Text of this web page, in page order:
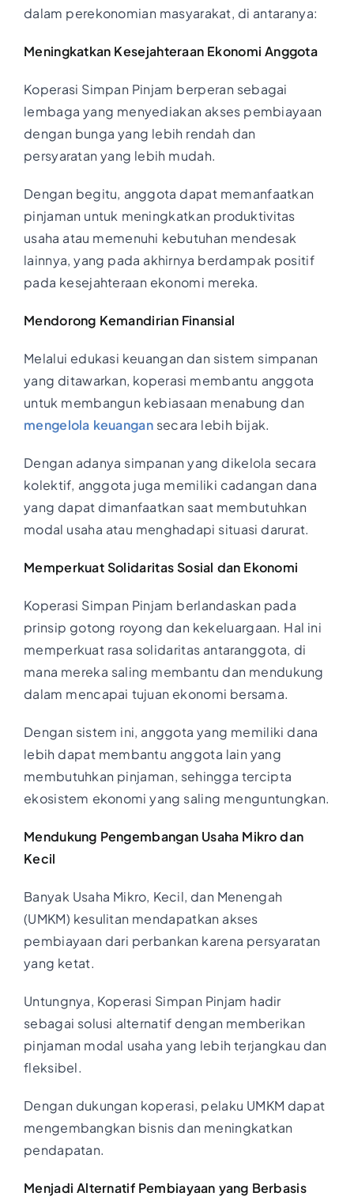
dalam perekonomian masyarakat, di antaranya:
Meningkatkan Kesejahteraan Ekonomi Anggota
Koperasi Simpan Pinjam berperan sebagai
lembaga yang menyediakan akses pembiayaan
dengan bunga yang lebih rendah dan
persyaratan yang lebih mudah.
Dengan begitu, anggota dapat memanfaatkan
pinjaman untuk meningkatkan produktivitas
usaha atau memenuhi kebutuhan mendesak
lainnya, yang pada akhirnya berdampak positif
pada kesejahteraan ekonomi mereka.
Mendorong Kemandirian Finansial
Melalui edukasi keuangan dan sistem simpanan
yang ditawarkan, koperasi membantu anggota
untuk membangun kebiasaan menabung dan
mengelola keuangansecara lebih bijak.
Dengan adanya simpanan yang dikelola secara
kolektif, anggota juga memiliki cadangan dana
yang dapat dimanfaatkan saat membutuhkan
modal usaha atau menghadapi situasi darurat.
Memperkuat Solidaritas Sosial dan Ekonomi
Koperasi Simpan Pinjam berlandaskan pada
prinsip gotong royong dan kekeluargaan. Hal ini
memperkuat rasa solidaritas antaranggota, di
mana mereka saling membantu dan mendukung
dalam mencapai tujuan ekonomi bersama.
Dengan sistem ini, anggota yang memiliki dana
lebih dapat membantu anggota lain yang
membutuhkan pinjaman, sehingga tercipta
ekosistem ekonomi yang saling menguntungkan.
Mendukung Pengembangan Usaha Mikro dan
Kecil
Banyak Usaha Mikro, Kecil, dan Menengah
(UMKM) kesulitan mendapatkan akses
pembiayaan dari perbankan karena persyaratan
yang ketat.
Untungnya, Koperasi Simpan Pinjam hadir
sebagai solusi alternatif dengan memberikan
pinjaman modal usaha yang lebih terjangkau dan
fleksibel.
Dengan dukungan koperasi, pelaku UMKM dapat
mengembangkan bisnis dan meningkatkan
pendapatan.
Menjadi Alternatif Pembiayaan yang Berbasis